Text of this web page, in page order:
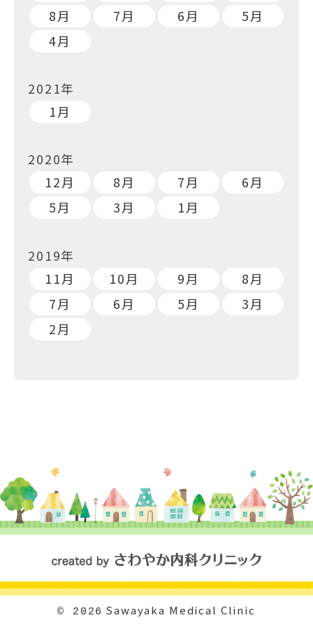
8月
7月 6月
5月
4月
2021年
1月
2020年
12月
8月 7月
6月
5月
3月 1月
2019年
11月
10月 9月
8月
7月
6月 5月
3月
2月
© 2026 Sawayaka Medical Clinic